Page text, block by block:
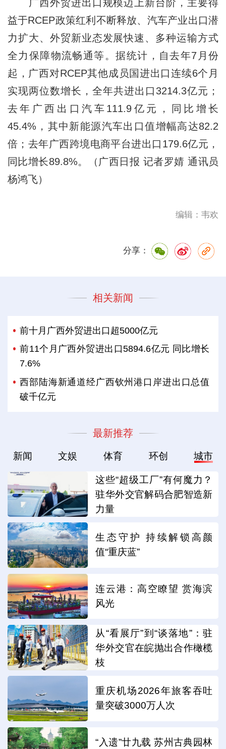
广西外贸进出口规模迈上新台阶，主要得
益于RCEP政策红利不断释放、汽车产业出口潜
力扩大、外贸新业态发展快速、多种运输方式
全力保障物流畅通等。据统计，自去年7月份
起，广西对RCEP其他成员国进出口连续6个月
实现两位数增长，全年共进出口3214.3亿元；
去年广西出口汽车111.9亿元，同比增长
45.4%，其中新能源汽车出口值增幅高达82.2
倍；去年广西跨境电商平台进出口179.6亿元，
同比增长89.8%。（广西日报 记者罗婧 通讯员
杨鸿飞）
编辑：韦欢
分享：
相关新闻
前十月广西外贸进出口超5000亿元
前11个月广西外贸进出口5894.6亿元 同比增长
7.6%
西部陆海新通道经广西钦州港口岸进出口总值
破千亿元
最新推荐
新闻 文娱 体育 环创 城市
这些“超级工厂”有何魔力？
驻华外交官解码合肥智造新
力量
生态守护 持续解锁高颜
值“重庆蓝”
连云港：高空瞭望 赏海滨
风光
从“看展厅”到“谈落地”：驻
华外交官在皖抛出合作橄榄
枝
重庆机场2026年旅客吞吐
量突破3000万人次
“入遗”廿九载 苏州古典园林